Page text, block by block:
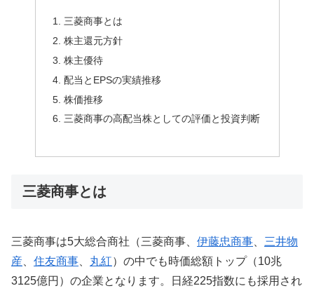
三菱商事とは
株主還元方針
株主優待
配当とEPSの実績推移
株価推移
三菱商事の高配当株としての評価と投資判断
三菱商事とは
三菱商事は5大総合商社（三菱商事、 伊藤忠商事
三井物
産
住友商事 丸紅）の中でも時価総額トップ（10兆
3125億円）の企業となります。日経225指数にも採用され